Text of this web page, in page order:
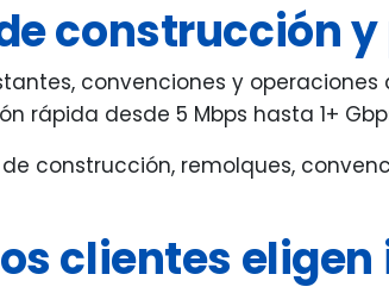
construcción
convenciones y
rápida desde 5 Mbps hasta 1+
construcción, remolques,
clientes